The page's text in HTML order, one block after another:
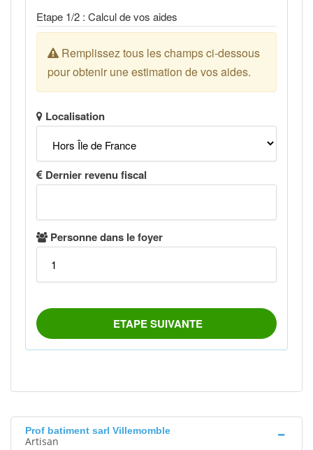
Prof batiment sarl Villemomble
Artisan